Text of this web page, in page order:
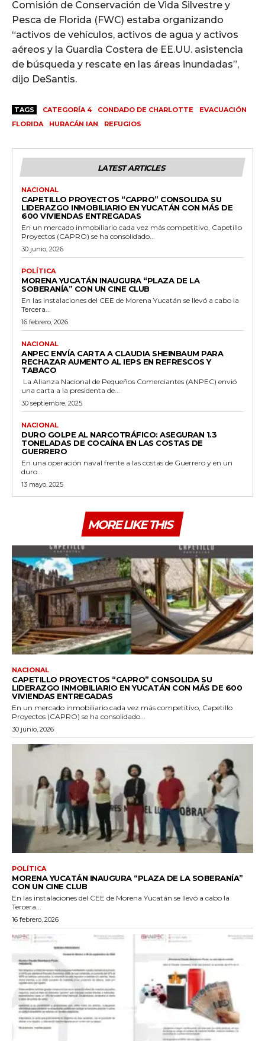
Comisión de Conservación de Vida Silvestre y
Pesca de Florida (FWC) estaba organizando
“activos de vehículos, activos de agua y activos
aéreos y la Guardia Costera de EE.UU. asistencia
de búsqueda y rescate en las áreas inundadas”,
dijo DeSantis.
TAGS CATEGORÍA 4 CONDADO DE CHARLOTTE
EVACUACIÓN
FLORIDA
HURACÁN IAN REFUGIOS
LATEST ARTICLES
NACIONAL
CAPETILLO PROYECTOS “CAPRO” CONSOLIDA SU
LIDERAZGO INMOBILIARIO EN YUCATÁN CON MÁS DE
600 VIVIENDAS ENTREGADAS
En un mercado inmobiliario cada vez más competitivo, Capetillo
Proyectos (CAPRO) se ha consolidado...
30 junio, 2026
POLÍTICA
MORENA YUCATÁN INAUGURA “PLAZA DE LA
SOBERANÍA” CON UN CINE CLUB
En las instalaciones del CEE de Morena Yucatán se llevó a cabo la
Tercera...
16 febrero, 2026
NACIONAL
ANPEC ENVÍA CARTA A CLAUDIA SHEINBAUM PARA
RECHAZAR AUMENTO AL IEPS EN REFRESCOS Y
TABACO
La Alianza Nacional de Pequeños Comerciantes (ANPEC) envió
una carta a la presidenta de...
30 septiembre, 2025
NACIONAL
DURO GOLPE AL NARCOTRÁFICO: ASEGURAN 1.3
TONELADAS DE COCAÍNA EN LAS COSTAS DE
GUERRERO
En una operación naval frente a las costas de Guerrero y en un
duro...
13 mayo, 2025
MORE LIKE THIS
NACIONAL
CAPETILLO PROYECTOS “CAPRO” CONSOLIDA SU
LIDERAZGO INMOBILIARIO EN YUCATÁN CON MÁS DE 600
VIVIENDAS ENTREGADAS
En un mercado inmobiliario cada vez más competitivo, Capetillo
Proyectos (CAPRO) se ha consolidado...
30 junio, 2026
POLÍTICA
MORENA YUCATÁN INAUGURA “PLAZA DE LA SOBERANÍA”
CON UN CINE CLUB
En las instalaciones del CEE de Morena Yucatán se llevó a cabo la
Tercera...
16 febrero, 2026